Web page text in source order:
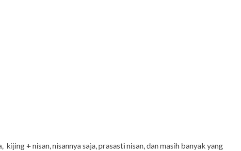
+ nisan, nisannya saja, prasasti nisan, dan masih banyak yang